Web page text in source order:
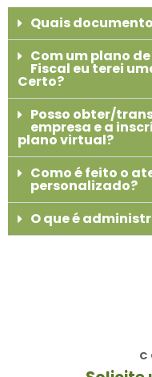
Quais
Com um plano
Fiscal eu terei
Certo?
Posso obter/
empresa e a
plano virtual?
Como é feito o
personalizado?
O que é